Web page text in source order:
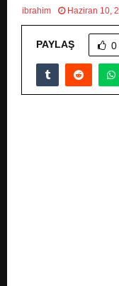
Ribrahim Haziran 10,
PAYLAŞ 0